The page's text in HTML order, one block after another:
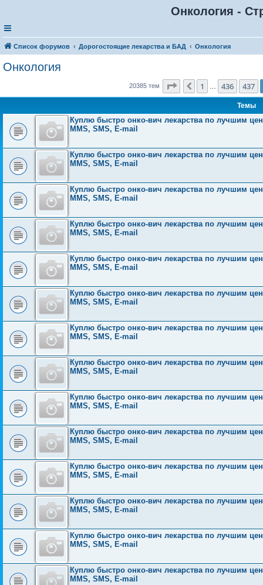
Онкология -
Список форумов Дорогостоящие лекарства и БАД Онкология
Онкология
20385 тем Страница 438из 816
Пред.
1 436 437
Темы
Куплю быстро онко-вич лекарства по лучшим
MMS, SMS, E-mail
Куплю быстро онко-вич лекарства по лучшим
MMS, SMS, E-mail
Куплю быстро онко-вич лекарства по лучшим
MMS, SMS, E-mail
Куплю быстро онко-вич лекарства по лучшим
MMS, SMS, E-mail
Куплю быстро онко-вич лекарства по лучшим
MMS, SMS, E-mail
Куплю быстро онко-вич лекарства по лучшим
MMS, SMS, E-mail
Куплю быстро онко-вич лекарства по лучшим
MMS, SMS, E-mail
Куплю быстро онко-вич лекарства по лучшим
MMS, SMS, E-mail
Куплю быстро онко-вич лекарства по лучшим
MMS, SMS, E-mail
Куплю быстро онко-вич лекарства по лучшим
MMS, SMS, E-mail
Куплю быстро онко-вич лекарства по лучшим
MMS, SMS, E-mail
Куплю быстро онко-вич лекарства по лучшим
MMS, SMS, E-mail
Куплю быстро онко-вич лекарства по лучшим
MMS, SMS, E-mail
Куплю быстро онко-вич лекарства по лучшим
MMS, SMS, E-mail